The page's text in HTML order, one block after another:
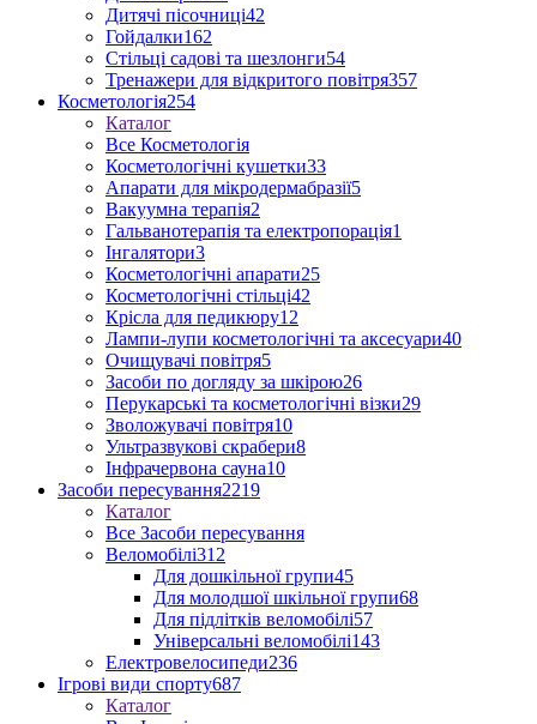
Дитячі пісочниці42
Гойдалки162
Стільці садові та шезлонги54
Тренажери для відкритого повітря357
Косметологія254
Каталог
Все Косметологія
Косметологічні кушетки33
Апарати для мікродермабразії5
Вакуумна терапія2
Гальванотерапія та електропорація1
Інгалятори3
Косметологічні апарати25
Косметологічні стільці42
Крісла для педикюру12
Лампи-лупи косметологічні та аксесуари40
Очищувачі повітря5
Засоби по догляду за шкірою26
Перукарські та косметологічні візки29
Зволожувачі повітря10
Ультразвукові скрабери8
Інфрачервона сауна10
Засоби пересування2219
Каталог
Все Засоби пересування
Веломобілі312
Для дошкільної групи45
Для молодшої шкільної групи68
Для підлітків веломобілі57
Універсальні веломобілі143
Електровелосипеди236
Ігрові види спорту687
Каталог